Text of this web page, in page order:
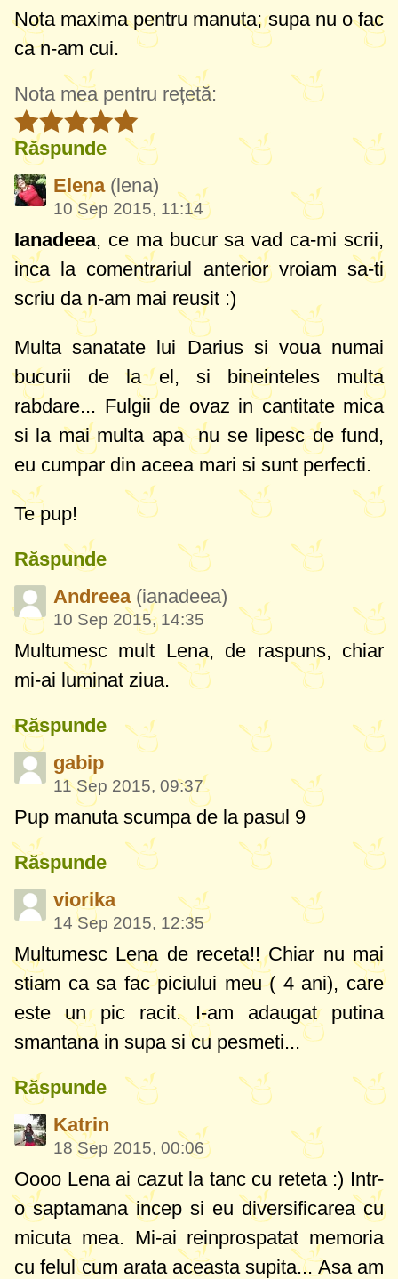
Nota maxima pentru manuta; supa nu o fac
ca n-am cui.
Nota mea pentru rețetă:
Răspunde
Elena (lena)
10 Sep 2015, 11:14
Ianadeea, ce ma bucur sa vad ca-mi scrii,
inca la comentrariul anterior vroiam sa-ti
scriu da n-am mai reusit :)
Multa sanatate lui Darius si voua numai
bucurii de la el, si bineinteles multa
rabdare... Fulgii de ovaz in cantitate mica
si la mai multa apa nu se lipesc de fund,
eu cumpar din aceea mari si sunt perfecti.
Te pup!
Răspunde
Andreea (ianadeea)
10 Sep 2015, 14:35
Multumesc mult Lena, de raspuns, chiar
mi-ai luminat ziua.
Răspunde
gabip
11 Sep 2015, 09:37
Pup manuta scumpa de la pasul 9
Răspunde
viorika
14 Sep 2015, 12:35
Multumesc Lena de receta!! Chiar nu mai
stiam ca sa fac piciului meu ( 4 ani), care
este un pic racit. I-am adaugat putina
smantana in supa si cu pesmeti...
Răspunde
Katrin
18 Sep 2015, 00:06
Oooo Lena ai cazut la tanc cu reteta :) Intr-
o saptamana incep si eu diversificarea cu
micuta mea. Mi-ai reinprospatat memoria
cu felul cum arata aceasta supita... Asa am